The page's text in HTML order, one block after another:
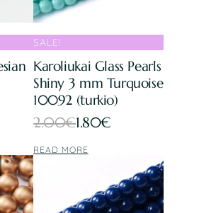
SALE!
Karoliukai Glass Pearls
Shiny 3 mm Turquoise
10092 (turkio)
2.00€
Original
price
was:
2.00€.
1.80€
Current
price
is:
1.80€.
READ MORE